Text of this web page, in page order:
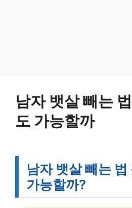
남자 뱃살 빼는
도 가능할까
남자 뱃살 빼는
가능할까?